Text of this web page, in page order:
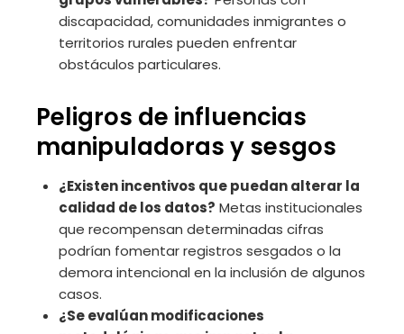
discapacidad, comunidades inmigrantes o
territorios rurales pueden enfrentar
obstáculos particulares.
Peligros de influencias
manipuladoras y sesgos
¿Existen incentivos que puedan alterar la
calidad de los datos? Metas institucionales
que recompensan determinadas cifras
podrían fomentar registros sesgados o la
demora intencional en la inclusión de algunos
casos.
¿Se evalúan modificaciones